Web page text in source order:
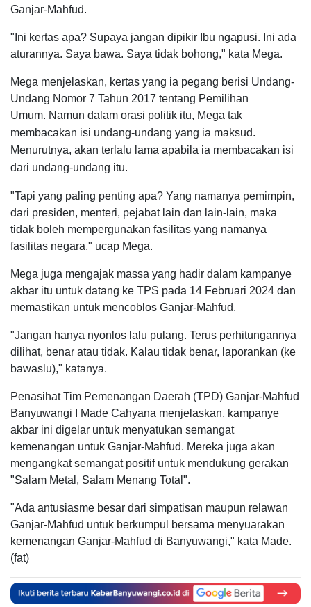
Ganjar-Mahfud.
"Ini kertas apa? Supaya jangan dipikir Ibu ngapusi. Ini ada
aturannya. Saya bawa. Saya tidak bohong," kata Mega.
Mega menjelaskan, kertas yang ia pegang berisi Undang-
Undang Nomor 7 Tahun 2017 tentang Pemilihan
Umum. Namun dalam orasi politik itu, Mega tak
membacakan isi undang-undang yang ia maksud.
Menurutnya, akan terlalu lama apabila ia membacakan isi
dari undang-undang itu.
"Tapi yang paling penting apa? Yang namanya pemimpin,
dari presiden, menteri, pejabat lain dan lain-lain, maka
tidak boleh mempergunakan fasilitas yang namanya
fasilitas negara," ucap Mega.
Mega juga mengajak massa yang hadir dalam kampanye
akbar itu untuk datang ke TPS pada 14 Februari 2024 dan
memastikan untuk mencoblos Ganjar-Mahfud.
"Jangan hanya nyonlos lalu pulang. Terus perhitungannya
dilihat, benar atau tidak. Kalau tidak benar, laporankan (ke
bawaslu)," katanya.
Penasihat Tim Pemenangan Daerah (TPD) Ganjar-Mahfud
Banyuwangi I Made Cahyana menjelaskan, kampanye
akbar ini digelar untuk menyatukan semangat
kemenangan untuk Ganjar-Mahfud. Mereka juga akan
mengangkat semangat positif untuk mendukung gerakan
"Salam Metal, Salam Menang Total".
"Ada antusiasme besar dari simpatisan maupun relawan
Ganjar-Mahfud untuk berkumpul bersama menyuarakan
kemenangan Ganjar-Mahfud di Banyuwangi," kata Made.
(fat)